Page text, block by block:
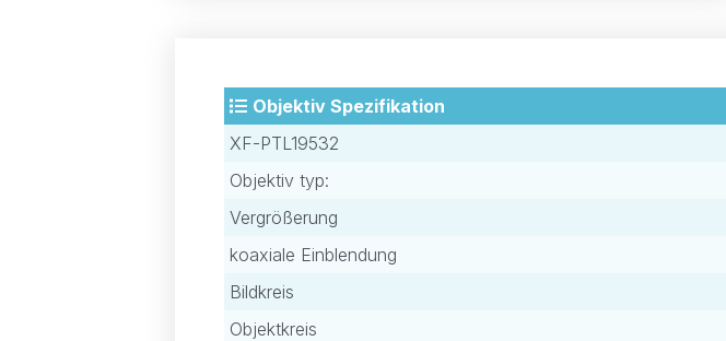
Objektiv Spezifikation
XF-PTL19532
Objektiv typ:
Vergrößerung
koaxiale Einblendung
Bildkreis
Objektkreis